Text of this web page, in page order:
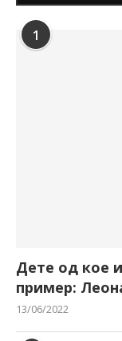
1
Дете од кое
пример:
13/06/2022